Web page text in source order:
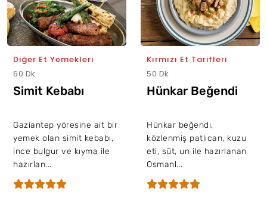
Diğer Et Yemekleri
60 Dk
Simit Kebabı
Gaziantep yöresine ait bir
yemek olan simit kebabı,
ince bulgur ve kıyma ile
hazırlan...
Kırmızı Et Tarifleri
50 Dk
Hünkar Beğendi
Hünkar beğendi,
közlenmiş patlıcan, kuzu
eti, süt, un ile hazırlanan
Osmanl...